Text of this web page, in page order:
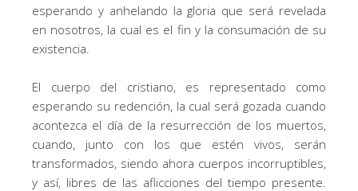
esperando y anhelando la gloria que será revelada
en nosotros, la cual es el fin y la consumación de su
existencia.
El cuerpo del cristiano, es representado como
esperando su redención, la cual será gozada cuando
acontezca el día de la resurrección de los muertos,
cuando, junto con los que estén vivos, serán
transformados, siendo ahora cuerpos incorruptibles,
y así, libres de las aflicciones del tiempo presente.